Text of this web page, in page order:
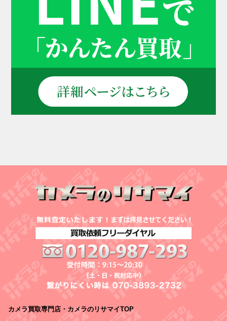
カメラ買取専門店・カメラのリサマイTOP